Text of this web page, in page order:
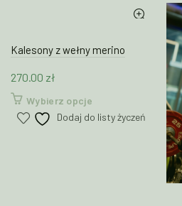
Kalesony z wełny merino
270.00 zł
Wybierz opcjeTen
produkt
Dodaj do listy życzeń